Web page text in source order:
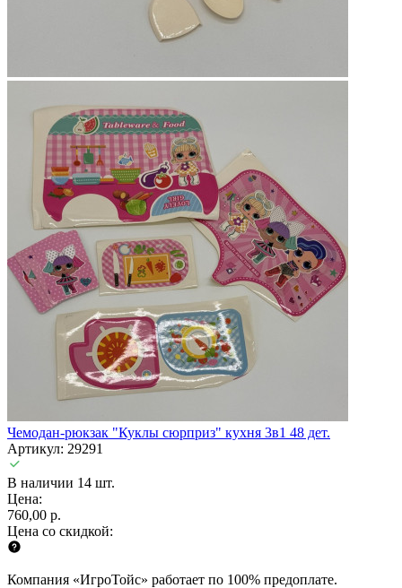
Чемодан-рюкзак "Куклы сюрприз" кухня 3в1 48 дет.
Артикул: 29291
В наличии 14 шт.
Цена:
760,00 р.
Цена со скидкой:
Компания «ИгроТойс» работает по 100% предоплате.